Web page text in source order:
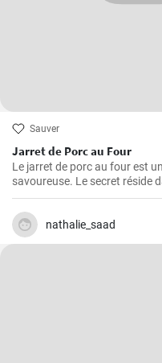
Sauver
Jarret de Porc au Four
Le jarret de porc au four est
savoureuse. Le secret réside
la viande juteuse et fondante
étape par étape pour obtenir
nathalie_saad